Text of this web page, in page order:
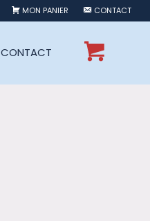
MON PANIER CONTACT
CONTACT